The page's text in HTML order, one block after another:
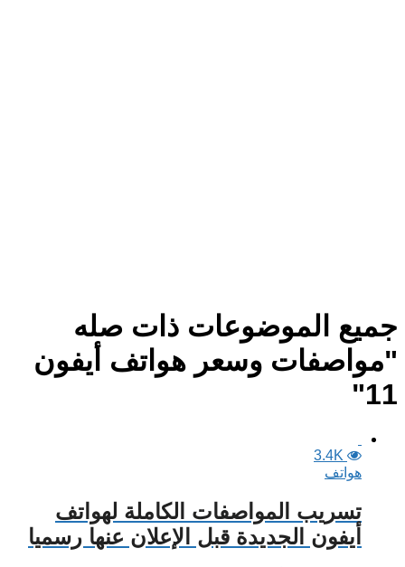
جميع الموضوعات ذات صله
"مواصفات وسعر هواتف أيفون
11"
3.4K
هواتف
تسريب المواصفات الكاملة لهواتف
أيفون الجديدة قبل الإعلان عنها رسميا